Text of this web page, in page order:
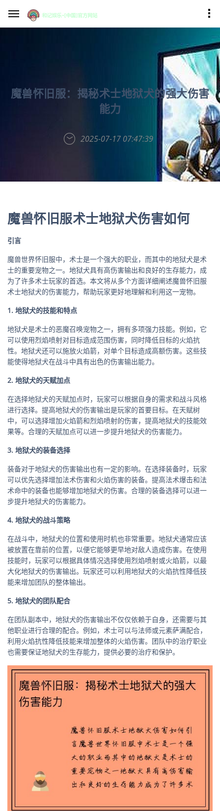
魔兽怀旧服：揭秘术士地狱犬的强大伤害
能力
2025-07-17 07:47:39
魔兽怀旧服术士地狱犬伤害如何
引言
魔兽世界怀旧服中，术士是一个强大的职业，而其中的地狱犬是术
士的重要宠物之一。地狱犬具有高伤害输出和良好的生存能力，成
为了许多术士玩家的首选。本文将从多个方面详细阐述魔兽怀旧服
术士地狱犬的伤害能力，帮助玩家更好地理解和利用这一宠物。
1. 地狱犬的技能和特点
地狱犬是术士的恶魔召唤宠物之一，拥有多项强力技能。例如，它
可以使用烈焰喷射对目标造成范围伤害，同时降低目标的火焰抗
性。地狱犬还可以施放火焰箭，对单个目标造成高额伤害。这些技
能使得地狱犬在战斗中具有出色的伤害输出能力。
2. 地狱犬的天赋加点
在选择地狱犬的天赋加点时，玩家可以根据自身的需求和战斗风格
进行选择。提高地狱犬的伤害输出是玩家的首要目标。在天赋树
中，可以选择增加火焰箭和烈焰喷射的伤害，提高地狱犬的技能效
果等。合理的天赋加点可以进一步提升地狱犬的伤害能力。
3. 地狱犬的装备选择
装备对于地狱犬的伤害输出也有一定的影响。在选择装备时，玩家
可以优先选择增加法术伤害和火焰伤害的装备。提高法术爆击和法
术命中的装备也能够增加地狱犬的伤害。合理的装备选择可以进一
步提升地狱犬的伤害能力。
4. 地狱犬的战斗策略
在战斗中，地狱犬的位置和使用时机也非常重要。地狱犬通常应该
被放置在靠前的位置，以便它能够更早地对敌人造成伤害。在使用
技能时，玩家可以根据具体情况选择使用烈焰喷射或火焰箭，以最
大化地狱犬的伤害输出。玩家还可以利用地狱犬的火焰抗性降低技
能来增加团队的整体输出。
5. 地狱犬的团队配合
在团队副本中，地狱犬的伤害输出不仅仅依赖于自身，还需要与其
他职业进行合理的配合。例如，术士可以与法师或元素萨满配合，
利用火焰抗性降低技能来增加整体的火焰伤害。团队中的治疗职业
也需要保证地狱犬的生存能力，提供必要的治疗和保护。